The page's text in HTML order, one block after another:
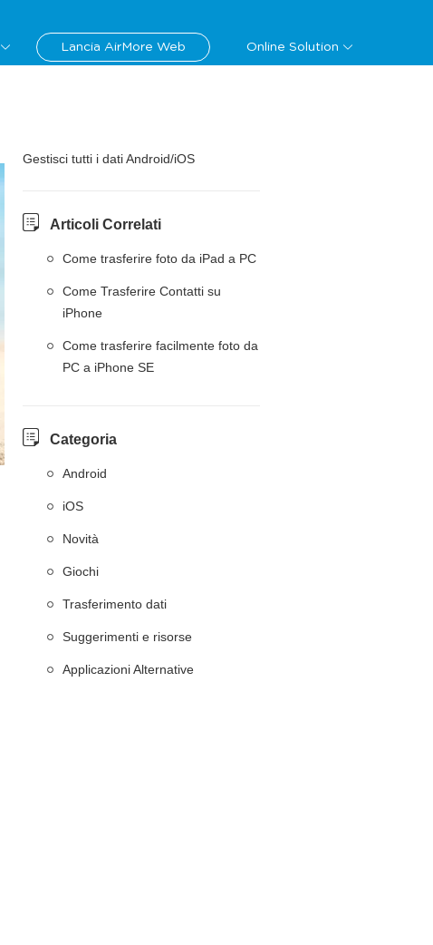
Lancia AirMore Web Online Solution
Gestisci tutti i dati Android/iOS
Articoli Correlati
Come trasferire foto da iPad a PC
Come Trasferire Contatti su
iPhone
Come trasferire facilmente foto da
PC a iPhone SE
Categoria
Android
iOS
Novità
Giochi
Trasferimento dati
Suggerimenti e risorse
Applicazioni Alternative